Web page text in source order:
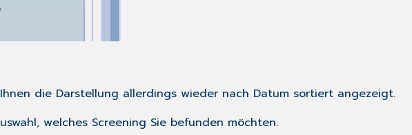
die Darstellung allerdings wieder nach Datum sortiert angezeigt.
welches Screening Sie befunden möchten.